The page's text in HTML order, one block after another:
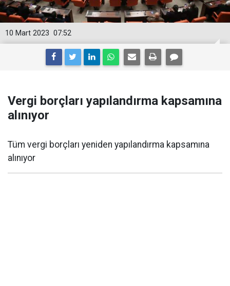
07:52
10 Mart 2023
Vergi borçları yapılandırma kapsamına
alınıyor
Tüm vergi borçları yeniden yapılandırma kapsamına
alınıyor